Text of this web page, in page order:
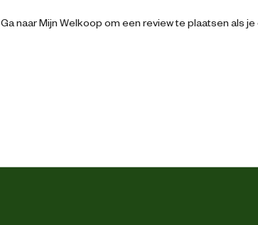
Filmvormend
Ga naar Mijn Welkoop om een review te plaatsen als